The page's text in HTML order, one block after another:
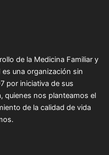
de la Medicina Familiar y
es una organización sin
por iniciativa de sus
quienes nos planteamos el
de la calidad de vida